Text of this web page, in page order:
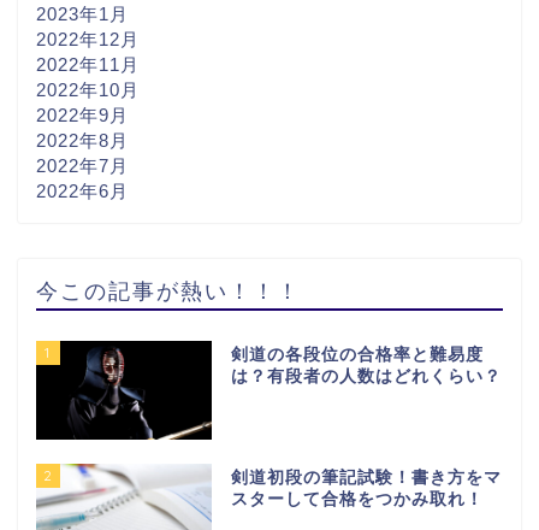
2023年1月
2022年12月
2022年11月
2022年10月
2022年9月
2022年8月
2022年7月
2022年6月
今この記事が熱い！！！
1
剣道の各段位の合格率と難易度
は？有段者の人数はどれくらい？
2
剣道初段の筆記試験！書き方をマ
スターして合格をつかみ取れ！